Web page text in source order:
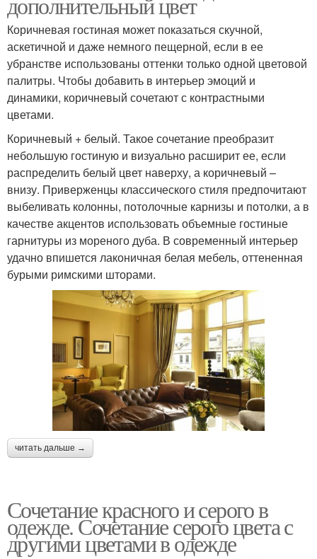
Коричневая гостиная может показаться скучной,
аскетичной и даже немного пещерной, если в ее
убранстве использованы оттенки только одной цветовой
палитры. Чтобы добавить в интерьер эмоций и
динамики, коричневый сочетают с контрастными
цветами.
Коричневый + белый. Такое сочетание преобразит
небольшую гостиную и визуально расширит ее, если
распределить белый цвет наверху, а коричневый –
внизу. Приверженцы классического стиля предпочитают
выбеливать колонны, потолочные карнизы и потолки, а в
качестве акцентов использовать объемные гостиные
гарнитуры из мореного дуба. В современный интерьер
удачно впишется лаконичная белая мебель, оттененная
бурыми римскими шторами.
читать дальше →
Сочетание красного и серого в
одежде. Сочетание серого цвета с
другими цветами в одежде